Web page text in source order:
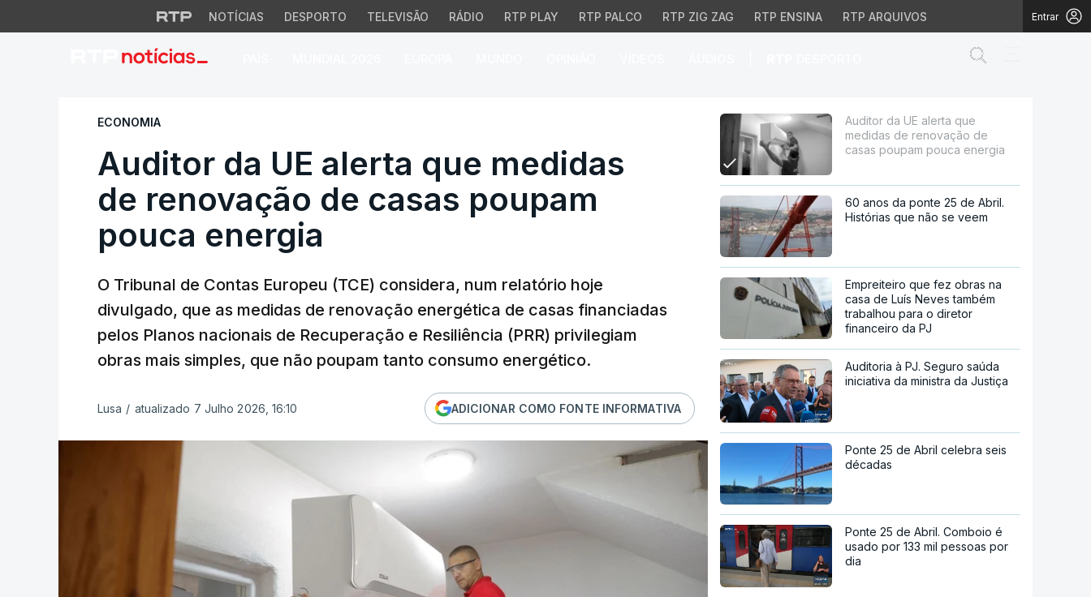
NOTÍCIAS DESPORTO TELEVISÃO RÁDIO RTP PLAY RTP PALCO RTP ZIG ZAG RTP ENSINA RTP ARQUIVOS Entrar
Auditor da UE alerta que medidas de renovação de casas
ECONOMIA
Auditor da UE alerta que medidas
de renovação de casas poupam
pouca energia
O Tribunal de Contas Europeu (TCE) considera, num relatório hoje
divulgado, que as medidas de renovação energética de casas financiadas
pelos Planos nacionais de Recuperação e Resiliência (PRR) privilegiam
obras mais simples, que não poupam tanto consumo energético.
Lusa / atualizado 7 Julho 2026, 16:10 ADICIONAR COMO FONTE INFORMATIVA
Auditor da UE alerta que
medidas de renovação de
casas poupam pouca energia
60 anos da ponte 25 de Abril.
Histórias que não se veem
Empreiteiro que fez obras na
casa de Luís Neves também
trabalhou para o diretor
financeiro da PJ
Auditoria à PJ. Seguro saúda
iniciativa da ministra da Justiça
Ponte 25 de Abril celebra seis
décadas
Ponte 25 de Abril. Comboio é
usado por 133 mil pessoas por
dia